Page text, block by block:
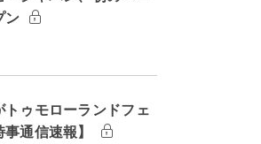
ン
ゥモローランドフェ
通信速報】